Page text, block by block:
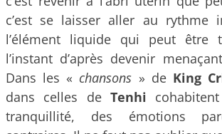
c’est se laisser aller au rythme
l’élément liquide qui peut être
l’instant d’après devenir
Dans les « chansons » de King
dans celles de Tenhi
tranquillité, des émotions